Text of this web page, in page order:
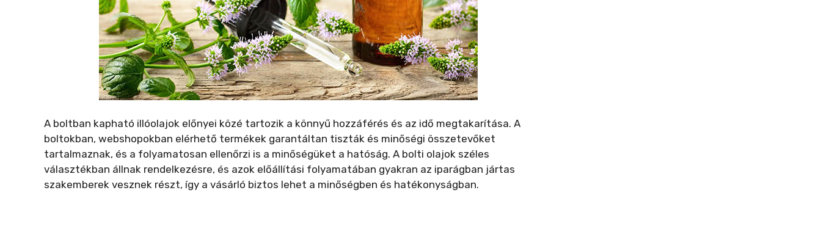
A boltban kapható illóolajok előnyei közé tartozik a könnyű hozzáférés és az idő megtakarítása. A
boltokban, webshopokban elérhető termékek garantáltan tiszták és minőségi összetevőket
tartalmaznak, és a folyamatosan ellenőrzi is a minőségüket a hatóság. A bolti olajok széles
választékban állnak rendelkezésre, és azok előállítási folyamatában gyakran az iparágban jártas
szakemberek vesznek részt, így a vásárló biztos lehet a minőségben és hatékonyságban.